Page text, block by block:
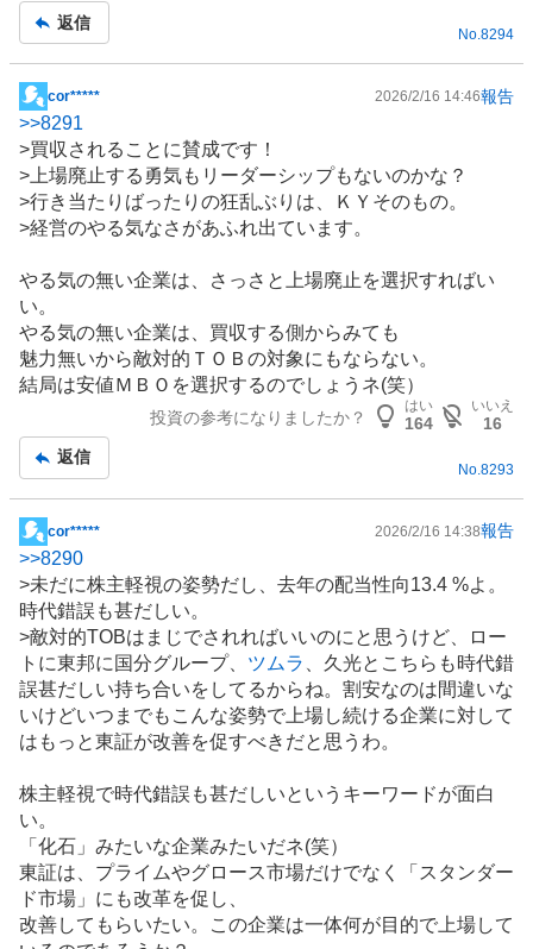
返信
No.8294
掲
示
板
記
事
cor***** 2026/2/16 14:46報告
>>8291
>買収されることに賛成です！
>上場廃止する勇気もリーダーシップもないのかな？
>行き当たりばったりの狂乱ぶりは、ＫＹそのもの。
>経営のやる気なさがあふれ出ています。
やる気の無い企業は、さっさと上場廃止を選択すればい
い。
やる気の無い企業は、買収する側からみても
魅力無いから敵対的ＴＯＢの対象にもならない。
結局は安値ＭＢＯを選択するのでしょうネ(笑）
投資の参考になりましたか？
はい
164
いいえ
16
返信
No. 8293
掲
示
板
記
事
cor***** 2026/2/16 14:38報告
>>8290
>未だに株主軽視の姿勢だし、去年の配当性向13.4 %よ。
時代錯誤も甚だしい。
>敵対的TOBはまじでされればいいのにと思うけど、ロー
トに東邦に国分グループ、 ツムラ
、久光とこちらも時代錯
誤甚だしい持ち合いをしてるからね。割安なのは間違いな
いけどいつまでもこんな姿勢で上場し続ける企業に対して
はもっと東証が改善を促すべきだと思うわ。
株主軽視で時代錯誤も甚だしいというキーワードが面白
い。
「化石」みたいな企業みたいだネ(笑）
東証は、プライムやグロース市場だけでなく「スタンダー
ド市場」にも改革を促し、
改善してもらいたい。この企業は一体何が目的で上場して